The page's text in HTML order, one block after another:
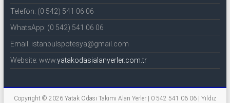
Telefon: (0 542) 541 06 06
WhatsApp: (0 542) 541 06 06
Email: istanbulspotesya@gmail.com
Website: www.yatakodasialanyerler.com.tr
Copyright © 2026 Yatak Odası Takımı Alan Yerler | 0 542 541 06 06 | Yıldız